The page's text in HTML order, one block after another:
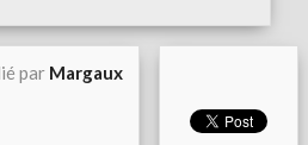
par Margaux